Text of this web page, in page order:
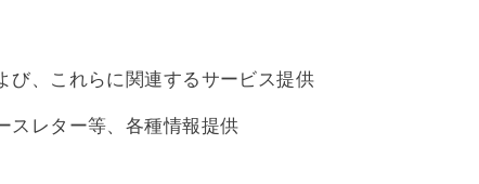
び、これらに関連するサービス提供
スレター等、各種情報提供